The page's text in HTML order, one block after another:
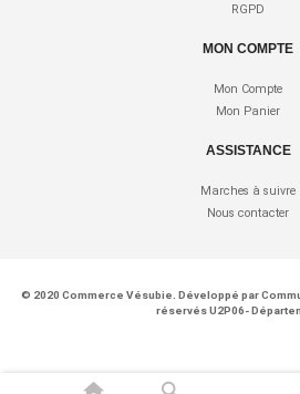
RGPD
MON COMPTE
Mon Compte
Mon Panier
ASSISTANCE
Marches à suivre
Nous contacter
© 2020 Commerce Vésubie . Développé par
réservés U2P06-